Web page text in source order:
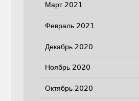
Март 2021
Февраль 2021
Декабрь 2020
Ноябрь 2020
Октябрь 2020